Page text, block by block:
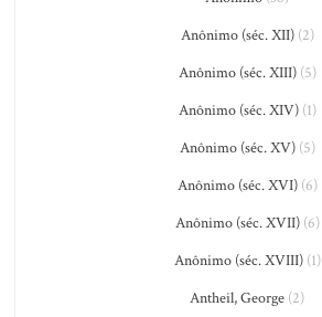
Anônimo (séc. XII)(2)
Anônimo (séc. XIII)(5)
Anônimo (séc. XIV)(1)
Anônimo (séc. XV)(5)
Anônimo (séc. XVI)(6)
Anônimo (séc. XVII)(6)
Anônimo (séc. XVIII)(1)
Antheil, George (2)